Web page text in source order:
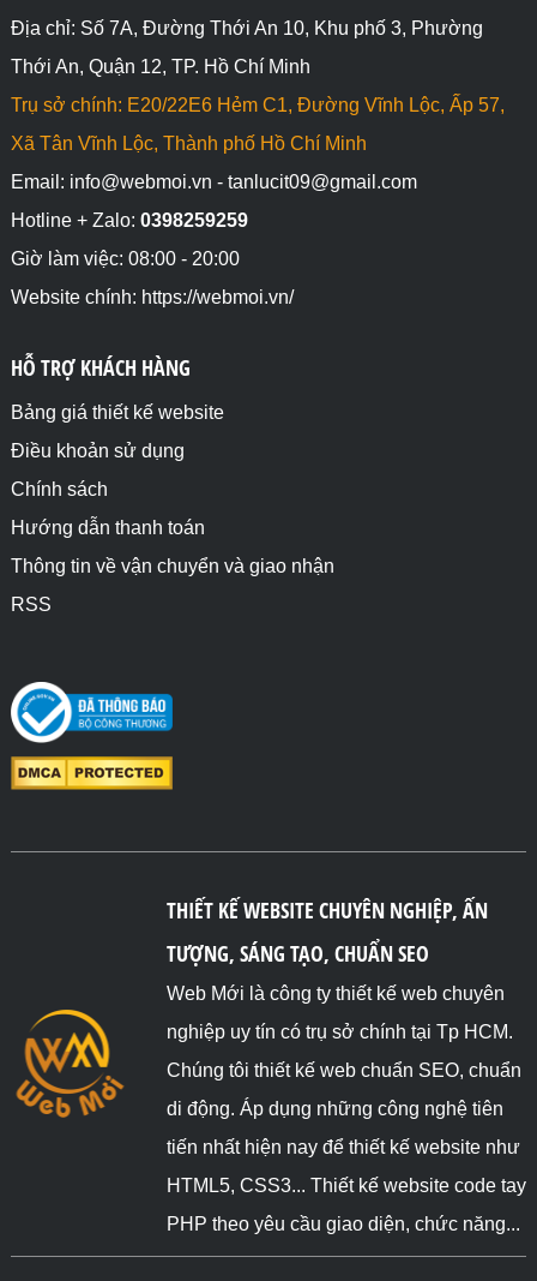
Địa chỉ: Số 7A, Đường Thới An 10, Khu phố 3, Phường
Thới An, Quận 12, TP. Hồ Chí Minh
Trụ sở chính: E20/22E6 Hẻm C1, Đường Vĩnh Lộc, Ấp 57,
Xã Tân Vĩnh Lộc, Thành phố Hồ Chí Minh
Email: info@webmoi.vn - tanlucit09@gmail.com
Hotline + Zalo: 0398259259
Giờ làm việc: 08:00 - 20:00
Website chính: https://webmoi.vn/
HỖ TRỢ KHÁCH HÀNG
Bảng giá thiết kế website
Điều khoản sử dụng
Chính sách
Hướng dẫn thanh toán
Thông tin về vận chuyển và giao nhận
RSS
THIẾT KẾ WEBSITE CHUYÊN NGHIỆP, ẤN
TƯỢNG, SÁNG TẠO, CHUẨN SEO
Web Mới là công ty thiết kế web chuyên
nghiệp uy tín có trụ sở chính tại Tp HCM.
Chúng tôi thiết kế web chuẩn SEO, chuẩn
di động. Áp dụng những công nghệ tiên
tiến nhất hiện nay để thiết kế website như
HTML5, CSS3... Thiết kế website code tay
PHP theo yêu cầu giao diện, chức năng...